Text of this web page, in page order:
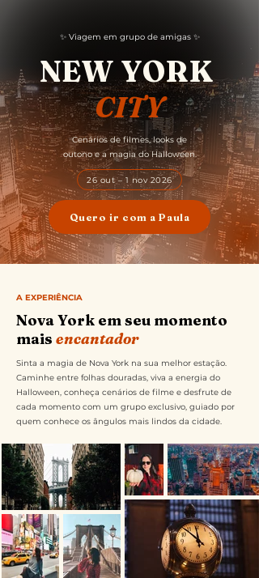
✨ Viagem em grupo de amigas ✨
NEW YORK
CITY
Cenários de filmes, looks de
outono e a magia do Halloween.
26 out – 1 nov 2026
Quero ir com a Paula
A EXPERIÊNCIA
Nova York em seu momento
mais encantador
Sinta a magia de Nova York na sua melhor estação.
Caminhe entre folhas douradas, viva a energia do
Halloween, conheça cenários de filme e desfrute de
cada momento com um grupo exclusivo, guiado por
quem conhece os ângulos mais lindos da cidade.